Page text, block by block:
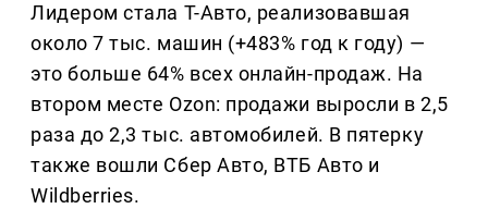
Лидером стала Т-Авто, реализовавшая
около 7 тыс. машин (+483% год к году) —
это больше 64% всех онлайн-продаж. На
втором месте Ozon: продажи выросли в 2,5
раза до 2,3 тыс. автомобилей. В пятерку
также вошли Сбер Авто, ВТБ Авто и
Wildberries.